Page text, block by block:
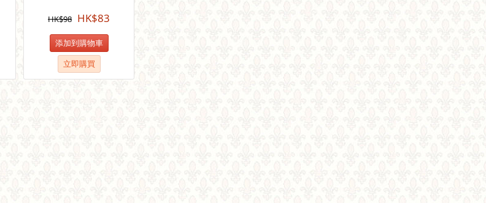
HK$98 HK$83
添加到購物車
立即購買